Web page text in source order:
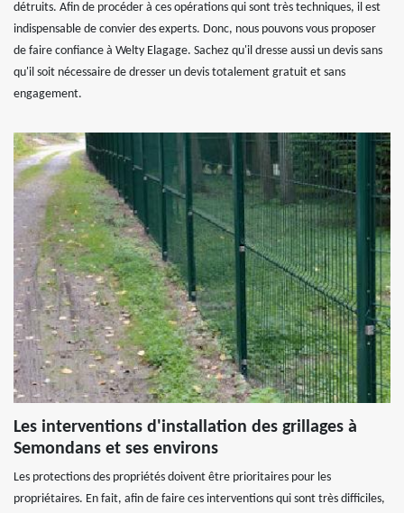
détruits. Afin de procéder à ces opérations qui sont très techniques, il est
indispensable de convier des experts. Donc, nous pouvons vous proposer
de faire confiance à Welty Elagage. Sachez qu'il dresse aussi un devis sans
qu'il soit nécessaire de dresser un devis totalement gratuit et sans
engagement.
Les interventions d'installation des grillages à
Semondans et ses environs
Les protections des propriétés doivent être prioritaires pour les
propriétaires. En fait, afin de faire ces interventions qui sont très difficiles,